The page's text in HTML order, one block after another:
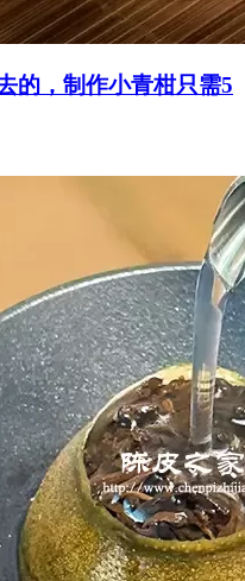
的，制作小青柑只需5